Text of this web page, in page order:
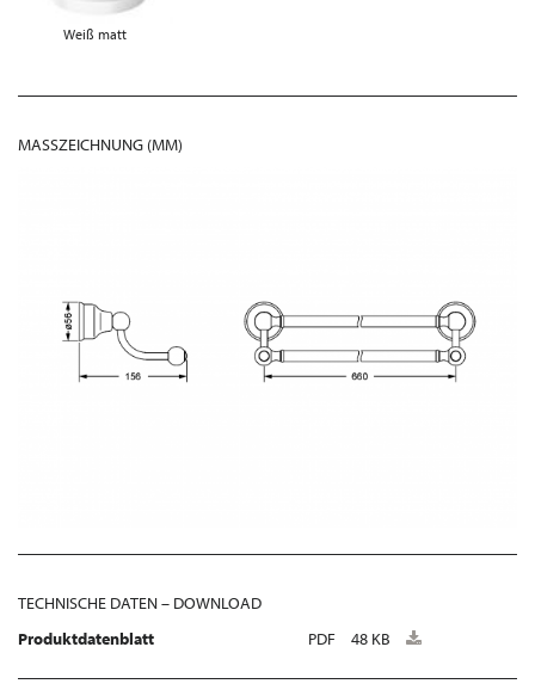
Weiß matt
MASSZEICHNUNG (MM)
TECHNISCHE DATEN – DOWNLOAD
Produktdatenblatt
PDF 48 KB